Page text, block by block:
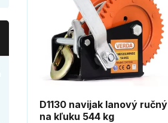
D1130 navijak lanový ručný
na kľuku 544 kg